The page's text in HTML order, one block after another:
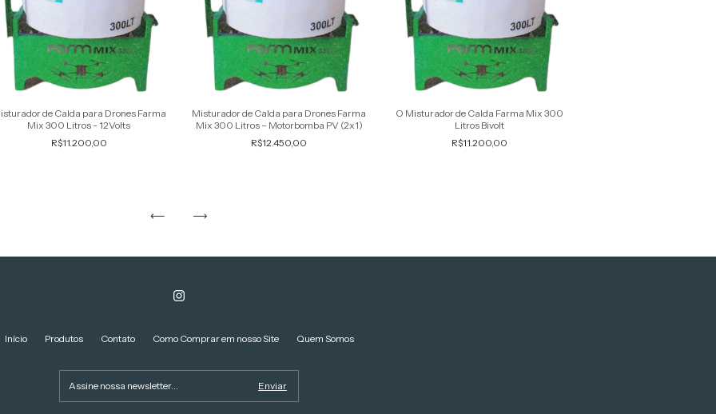
de Calda para Drones Farma
Mix 300 Litros - 12Volts
R$11.200,00
Misturador de Calda para Drones Farma
Mix 300 Litros – Motorbomba PV (2x1)
R$12.450,00
O Misturador de Calda Farma Mix 300
Litros Bivolt
R$11.200,00
Início Produtos Contato Como Comprar em nosso Site Quem Somos